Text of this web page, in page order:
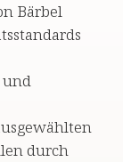
Bärbel
und
durch